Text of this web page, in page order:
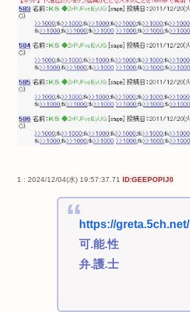
1 : 2024/12/04(水) 19:57:37.71 ID:GEEPOPlJ0
https://greta.5ch.net/
可.能.性
弁.護.士